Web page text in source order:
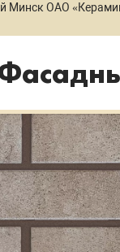
Минск ОАО